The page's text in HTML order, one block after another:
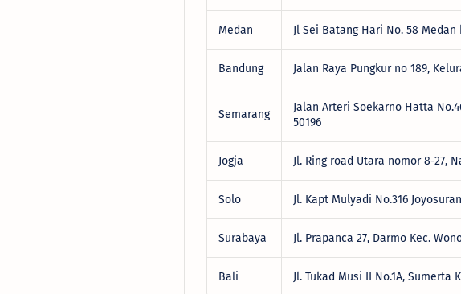
Medan Jl Sei Batang Hari No. 58
Bandung Jalan Raya Pungkur no 189,
Semarang
Jalan Arteri Soekarno Hatta
50196
Jogja Jl. Ring road Utara nomor 8-27,
Solo Jl. Kapt Mulyadi No.316
Surabaya Jl. Prapanca 27, Darmo Kec.
Bali Jl. Tukad Musi II No.1A,